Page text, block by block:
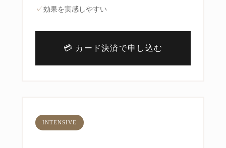
✓効果を実感しやすい
💳 カード決済で申し込む
INTENSIVE